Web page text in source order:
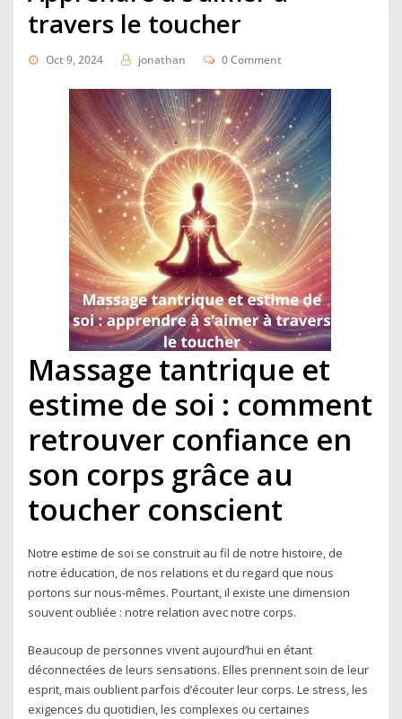
travers le toucher
Oct 9, 2024 jonathan 0 Comment
Massage tantrique et
estime de soi : comment
retrouver confiance en
son corps grâce au
toucher conscient
Notre estime de soi se construit au fil de notre histoire, de
notre éducation, de nos relations et du regard que nous
portons sur nous-mêmes. Pourtant, il existe une dimension
souvent oubliée : notre relation avec notre corps.
Beaucoup de personnes vivent aujourd’hui en étant
déconnectées de leurs sensations. Elles prennent soin de leur
esprit, mais oublient parfois d’écouter leur corps. Le stress, les
exigences du quotidien, les complexes ou certaines